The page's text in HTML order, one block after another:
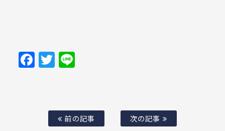
Facebook
Twitter
前の記事 次の記事